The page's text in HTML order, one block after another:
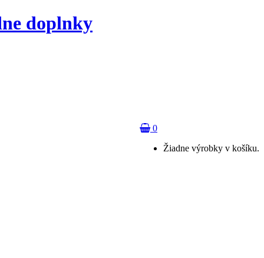
doplnky
0
Žiadne výrobky v košíku.